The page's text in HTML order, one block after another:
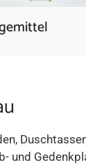
und